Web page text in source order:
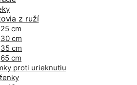
z ruží
25 cm
30 cm
35 cm
65 cm
proti urieknutiu